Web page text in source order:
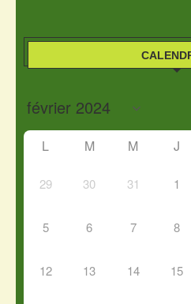
L M M J
29 30 31 1
5 6 7 8
12 13 14 15